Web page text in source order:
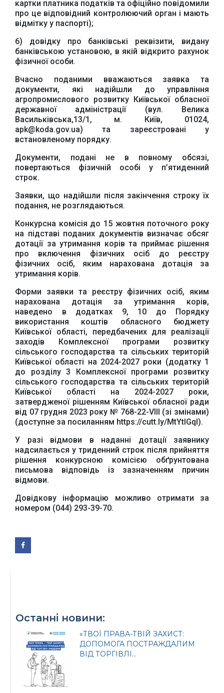
картки платника податків та офіційно повідомили
про це відповідний контролюючий орган і мають
відмітку у паспорті);
6) довідку про банківські реквізити, видану
банківською установою, в якій відкрито рахунок
фізичної особи.
Вчасно поданими вважаються заявка та
документи, які надійшли до управління
агропромислового розвитку Київської обласної
державної адміністрації (вул. Велика
Васильківська,13/1, м. Київ, 01024,
apk@koda.gov.ua) та зареєстровані у
встановленому порядку.
Документи, подані не в повному обсязі,
повертаються фізичній особі у п’ятиденний
строк.
Заявки, що надійшли після закінчення строку їх
подання, не розглядаються.
Конкурсна комісія до 15 жовтня поточного року
на підставі поданих документів визначає обсяг
дотації за утримання корів та приймає рішення
про включення фізичних осіб до реєстру
фізичних осіб, яким нарахована дотація за
утримання корів.
Форми заявки та реєстру фізичних осіб, яким
нарахована дотація за утримання корів,
наведено в додатках 9, 10 до Порядку
використання коштів обласного бюджету
Київської області, передбачених для реалізації
заходів Комплексної програми розвитку
сільського господарства та сільських територій
Київської області на 2024-2027 роки (додатку 1
до розділу 3 Комплексної програми розвитку
сільського господарства та сільських територій
Київської області на 2024-2027 роки,
затвердженої рішенням Київської обласної ради
від 07 грудня 2023 року № 768-22-VIII (зі змінами)
(доступне за посиланням https://cutt.ly/MtYtIGqI).
У разі відмови в наданні дотації заявнику
надсилається у триденний строк після прийняття
рішення конкурсною комісією обґрунтована
письмова відповідь із зазначенням причин
відмови.
Довідкову інформацію можливо отримати за
номером (044) 293-39-70.
Останні новини:
«ТВОЇ ПРАВА-ТВІЙ ЗАХИСТ:
ДОПОМОГА ПОСТРАЖДАЛИМ
ВІД ТОРГІВЛІ...
Офіційний веб-сайт
Верховної Ради
України
Офіційне інтернет-
представництво
Президента України
Урядовий портал
Київська обласна
державна адміністрація
Бориспільської РДА Бориспільської
районної ради